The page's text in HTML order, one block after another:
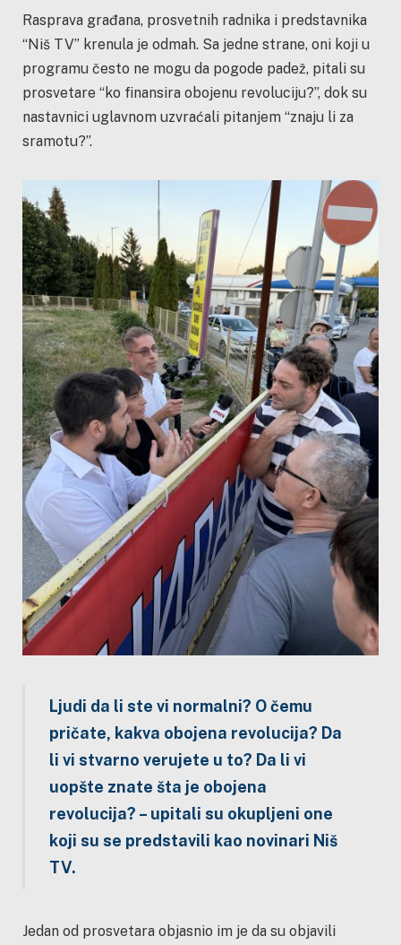
Rasprava građana, prosvetnih radnika i predstavnika
“Niš TV” krenula je odmah. Sa jedne strane, oni koji u
programu često ne mogu da pogode padež, pitali su
prosvetare “ko finansira obojenu revoluciju?”, dok su
nastavnici uglavnom uzvraćali pitanjem “znaju li za
sramotu?”.
Ljudi da li ste vi normalni? O čemu
pričate, kakva obojena revolucija? Da
li vi stvarno verujete u to? Da li vi
uopšte znate šta je obojena
revolucija? – upitali su okupljeni one
koji su se predstavili kao novinari Niš
TV.
Jedan od prosvetara objasnio im je da su objavili